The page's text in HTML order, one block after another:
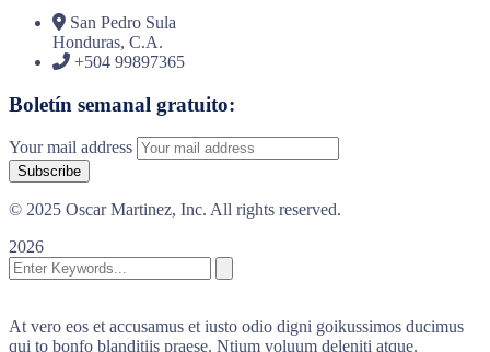
San Pedro Sula
Honduras, C.A.
+504 99897365
Boletín semanal gratuito:
Your mail address
© 2025 Oscar Martinez, Inc. All rights reserved.
2026
At vero eos et accusamus et iusto odio digni goikussimos ducimus
qui to bonfo blanditiis praese. Ntium voluum deleniti atque.